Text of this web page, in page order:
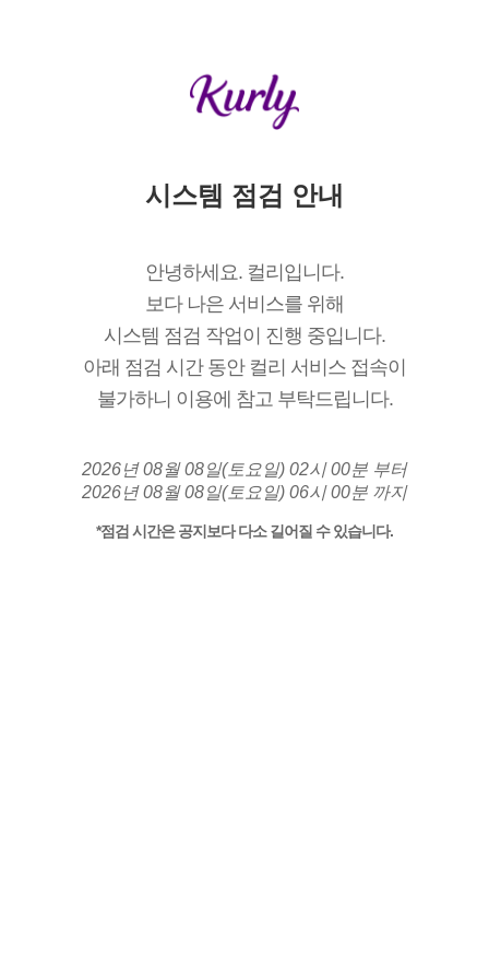
시스템 점검 안내
안녕하세요. 컬리입니다.
보다 나은 서비스를 위해
시스템 점검 작업이 진행 중입니다.
아래 점검 시간 동안 컬리 서비스 접속이
불가하니 이용에 참고 부탁드립니다.
2026년 08월 08일(토요일) 02시 00분 부터
2026년 08월 08일(토요일) 06시 00분 까지
*점검 시간은 공지보다 다소 길어질 수 있습니다.